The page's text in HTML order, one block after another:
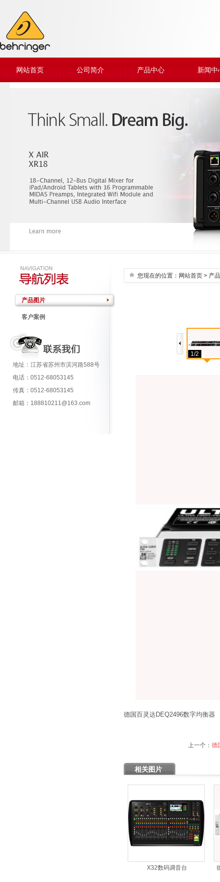
网站首页 公司简介 产品中心 新闻中
产品图片
客户案例
地址：江苏省苏州市滨河路588号
电话：0512-68053145
传真：0512-68053145
邮箱：188810211@163.com
您现在的位置： 网站首页 > 产
1/2
德国百灵达DEQ2496数字均衡器
上一个：德
相关图片
X32数码调音台